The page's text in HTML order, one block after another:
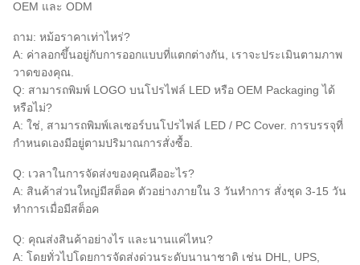
OEM และ ODM
ถาม: หม้อราคาเท่าไหร่?
A: ค่าลอกขึ้นอยู่กับการออกแบบที่แตกต่างกัน, เราจะประเมินตามภาพ
วาดของคุณ.
Q: สามารถพิมพ์ LOGO บนโปรไฟล์ LED หรือ OEM Packaging ได้
หรือไม่?
A: ใช่, สามารถพิมพ์เลเซอร์บนโปรไฟล์ LED / PC Cover. การบรรจุที่
กําหนดเองมีอยู่ตามปริมาณการสั่งซื้อ.
Q: เวลาในการจัดส่งของคุณคืออะไร?
A: สินค้าส่วนใหญ่มีสต็อค ตัวอย่างภายใน 3 วันทําการ สั่งชุด 3-15 วัน
ทําการเมื่อมีสต็อค
Q: คุณส่งสินค้าอย่างไร และนานแค่ไหน?
A: โดยทั่วไปโดยการจัดส่งด่วนระดับนานาชาติ เช่น DHL, UPS,